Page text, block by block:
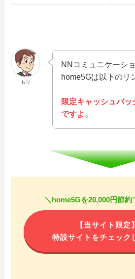
もり
NNコミュニケーシ
home5Gは以下のリ
限定キャッシュバ
ですよ。
＼home5Gを20,000円節約
【当サイト限定】
特設サイトをチェック